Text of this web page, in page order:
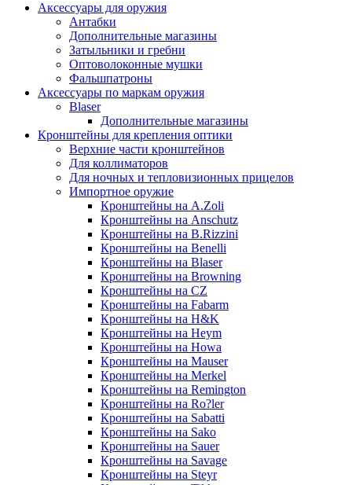
Аксессуары для оружия
Антабки
Дополнительные магазины
Затыльники и гребни
Оптоволоконные мушки
Фальшпатроны
Аксессуары по маркам оружия
Blaser
Дополнительные магазины
Кронштейны для крепления оптики
Верхние части кронштейнов
Для коллиматоров
Для ночных и тепловизионных прицелов
Импортное оружие
Кронштейны на A.Zoli
Кронштейны на Anschutz
Кронштейны на B.Rizzini
Кронштейны на Benelli
Кронштейны на Blaser
Кронштейны на Browning
Кронштейны на CZ
Кронштейны на Fabarm
Кронштейны на H&K
Кронштейны на Heym
Кронштейны на Howa
Кронштейны на Mauser
Кронштейны на Merkel
Кронштейны на Remington
Кронштейны на Ro?ler
Кронштейны на Sabatti
Кронштейны на Sako
Кронштейны на Sauer
Кронштейны на Savage
Кронштейны на Steyr